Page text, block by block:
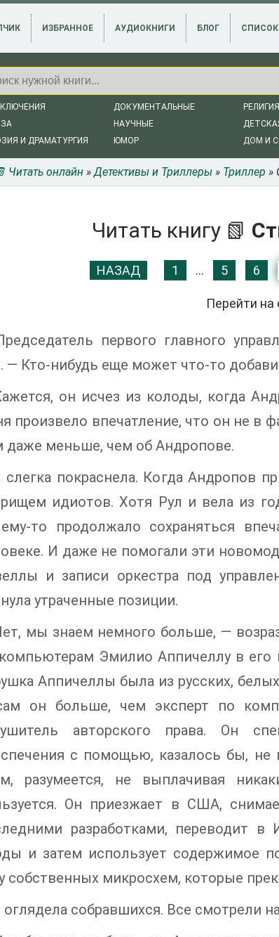
ИЗБРАННОЕ АУДИОКНИГИ БЛОГ
И ДРАМАТУРГИЯ
ДОКУМЕНТАЛЬНЫЕ
НАУЧНЫЕ
ЮМОР
ДОМ И
Читать онлайн »Детективы и Триллеры » Триллер »
Читать книгу 📗
НАЗАД 1 ... 5 6
Перейти на
первого главного
— Кто-нибудь еще может что-то
он исчез из колоды, когда
произвело впечатление, что он не в
даже меньше, чем об Андропове.
слегка покраснела. Когда Андропов
идиотов. Хотя Рул и вела из
то продолжало сохраняться
И даже не помогали эти
и записи оркестра под
утраченные позиции.
мы знаем немного больше, —
Эмилио Аппичеллу в его
Аппичеллы была из русских,
он больше, чем эксперт по
авторского права. Он
с помощью, казалось бы, не
разумеется, не выплачивая
Он приезжает в США,
разработками, переводит в
и затем использует содержимое
собственных микросхем, которые
оглядела собравшихся. Все смотрели